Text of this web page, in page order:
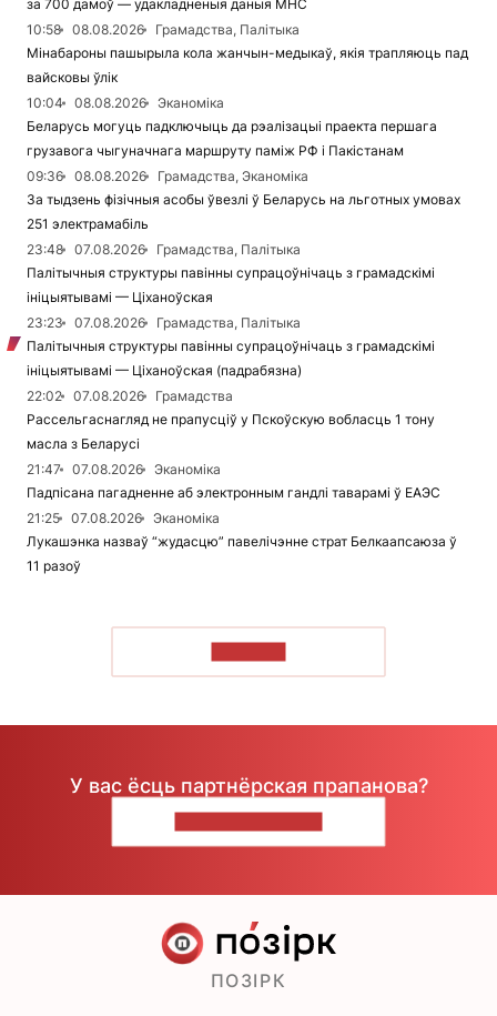
за 700 дамоў — удакладненыя даныя МНС
10:58
08.08.2026
Грамадства, Палітыка
Мінабароны пашырыла кола жанчын-медыкаў, якія трапляюць пад
вайсковы ўлік
10:04
08.08.2026
Эканоміка
Беларусь могуць падключыць да рэалізацыі праекта першага
грузавога чыгуначнага маршруту паміж РФ і Пакістанам
09:36
08.08.2026
Грамадства, Эканоміка
За тыдзень фізічныя асобы ўвезлі ў Беларусь на льготных умовах
251 электрамабіль
23:48
07.08.2026
Грамадства, Палітыка
Палітычныя структуры павінны супрацоўнічаць з грамадскімі
ініцыятывамі — Ціханоўская
23:23
07.08.2026
Грамадства, Палітыка
Палітычныя структуры павінны супрацоўнічаць з грамадскімі
ініцыятывамі — Ціханоўская (падрабязна)
22:02
07.08.2026
Грамадства
Рассельгаснагляд не прапусціў у Пскоўскую вобласць 1 тону
масла з Беларусі
21:47
07.08.2026
Эканоміка
Падпісана пагадненне аб электронным гандлі таварамі ў ЕАЭС
21:25
07.08.2026
Эканоміка
Лукашэнка назваў “жудасцю” павелічэнне страт Белкаапсаюза ў
11 разоў
У вас ёсць партнёрская прапанова?
ПОЗІРК